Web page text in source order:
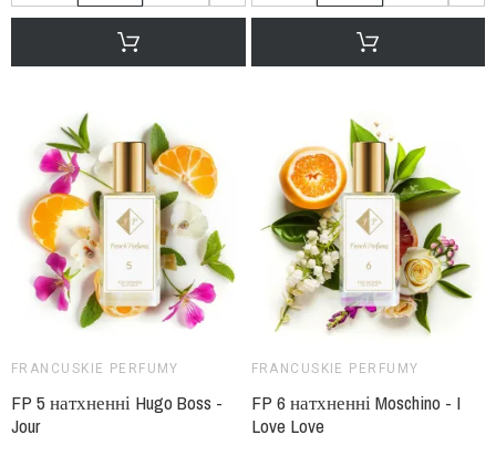
FRANCUSKIE PERFUMY
FP 5 натхненні Hugo Boss -
Jour
FRANCUSKIE PERFUMY
FP 6 натхненні Moschino - I
Love Love